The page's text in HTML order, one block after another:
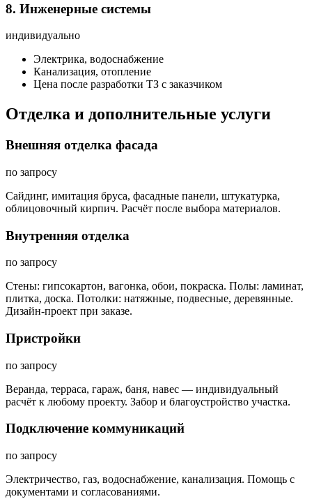
8. Инженерные системы
индивидуально
Электрика, водоснабжение
Канализация, отопление
Цена после разработки ТЗ с заказчиком
Отделка и дополнительные услуги
Внешняя отделка фасада
по запросу
Сайдинг, имитация бруса, фасадные панели, штукатурка,
облицовочный кирпич. Расчёт после выбора материалов.
Внутренняя отделка
по запросу
Стены: гипсокартон, вагонка, обои, покраска. Полы: ламинат,
плитка, доска. Потолки: натяжные, подвесные, деревянные.
Дизайн-проект при заказе.
Пристройки
по запросу
Веранда, терраса, гараж, баня, навес — индивидуальный
расчёт к любому проекту. Забор и благоустройство участка.
Подключение коммуникаций
по запросу
Электричество, газ, водоснабжение, канализация. Помощь с
документами и согласованиями.